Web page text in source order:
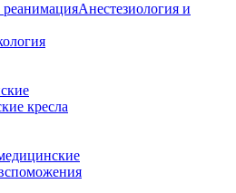
Анестезиология и
кресла